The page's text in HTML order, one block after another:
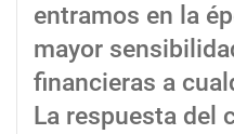
entramos en la
mayor
financieras a
La respuesta del